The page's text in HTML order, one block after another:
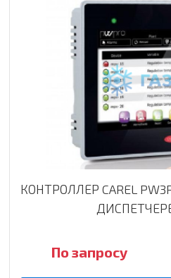
КОНТРОЛЛЕР CAREL
По запросу